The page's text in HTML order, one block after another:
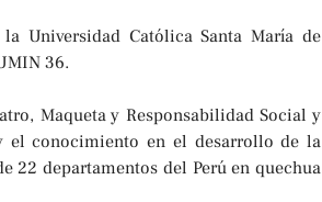
Universidad Católica Santa María de
36.
Maqueta y Responsabilidad Social y
el conocimiento en el desarrollo de la
22 departamentos del Perú en quechua